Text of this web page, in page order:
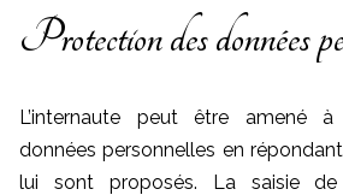
Protection des données
L’internaute peut être amené à
données personnelles en
lui sont proposés. La saisie